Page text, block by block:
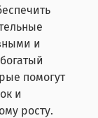
и
помогут
и
росту.